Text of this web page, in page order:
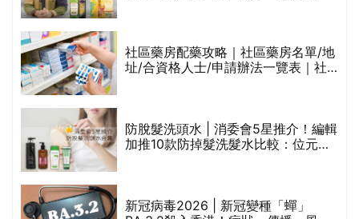
社區藥房配藥攻略｜社區藥房名單/地
址/合資格人士/申請辦法一覽表｜社
防脫髮洗頭水 | 消委會5星推介！編輯
加推10款防掉髮洗髮水比較：位元
新冠病毒2026 | 新冠變種「蟬」